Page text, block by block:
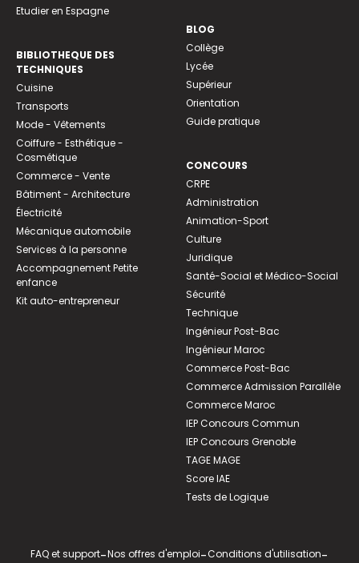
Etudier en Espagne
BIBLIOTHEQUE DES
TECHNIQUES
Cuisine
Transports
Mode - Vêtements
Coiffure - Esthétique -
Cosmétique
Commerce - Vente
Bâtiment - Architecture
Électricité
Mécanique automobile
Services à la personne
Accompagnement Petite
enfance
Kit auto-entrepreneur
BLOG
Collège
Lycée
Supérieur
Orientation
Guide pratique
CONCOURS
CRPE
Administration
Animation-Sport
Culture
Juridique
Santé-Social et Médico-Social
Sécurité
Technique
Ingénieur Post-Bac
Ingénieur Maroc
Commerce Post-Bac
Commerce Admission Parallèle
Commerce Maroc
IEP Concours Commun
IEP Concours Grenoble
TAGE MAGE
Score IAE
Tests de Logique
FAQ et support-Nos offres d'emploi-Conditions d'utilisation-